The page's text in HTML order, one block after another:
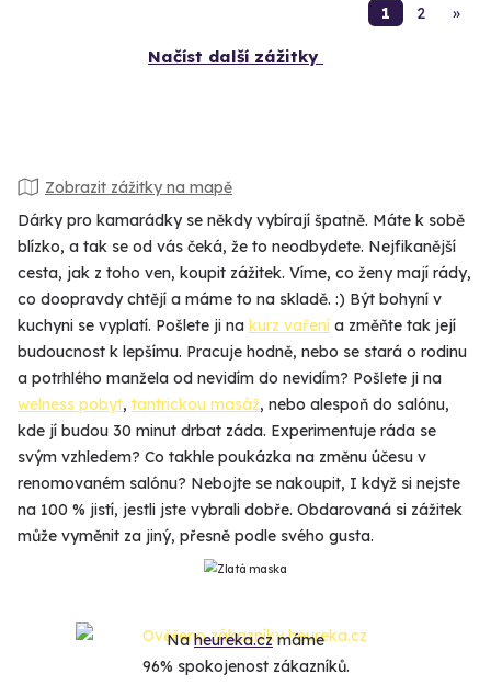
1 2 »
Načíst další zážitky
Zobrazit zážitky na mapě
Dárky pro kamarádky se někdy vybírají špatně. Máte k sobě
blízko, a tak se od vás čeká, že to neodbydete. Nejfikanější
cesta, jak z toho ven, koupit zážitek. Víme, co ženy mají rády,
co doopravdy chtějí a máme to na skladě. :) Být bohyní v
kuchyni se vyplatí. Pošlete ji na kurz vaření a změňte tak její
budoucnost k lepšímu. Pracuje hodně, nebo se stará o rodinu
a potrhlého manžela od nevidím do nevidím? Pošlete ji na
welness pobyt, tantrickou masáž, nebo alespoň do salónu,
kde jí budou 30 minut drbat záda. Experimentuje ráda se
svým vzhledem? Co takhle poukázka na změnu účesu v
renomovaném salónu? Nebojte se nakoupit, I když si nejste
na 100 % jistí, jestli jste vybrali dobře. Obdarovaná si zážitek
může vyměnit za jiný, přesně podle svého gusta.
Naheureka.czmáme
96% spokojenost zákazníků.